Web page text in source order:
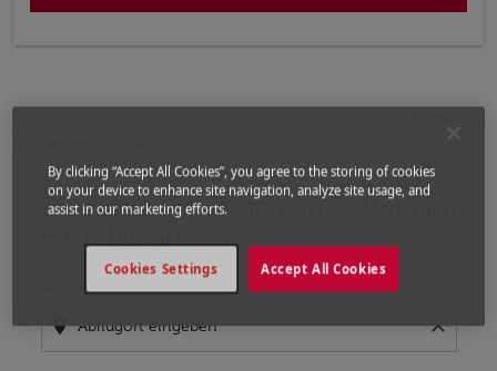
Die nächsten Flüge von Rotterdam
nach Bissau
location_on close
Bitte ändern Sie Ihre gewünschte Route (Abflugort
By clicking “Accept All Cookies”, you agree to the storing of cookies
on your device to enhance site navigation, analyze site usage, and
assist in our marketing efforts.
Accept All Cookies
Cookies Settings